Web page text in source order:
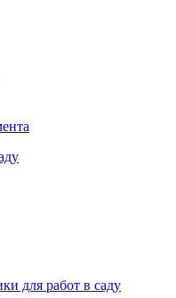
для работ в саду